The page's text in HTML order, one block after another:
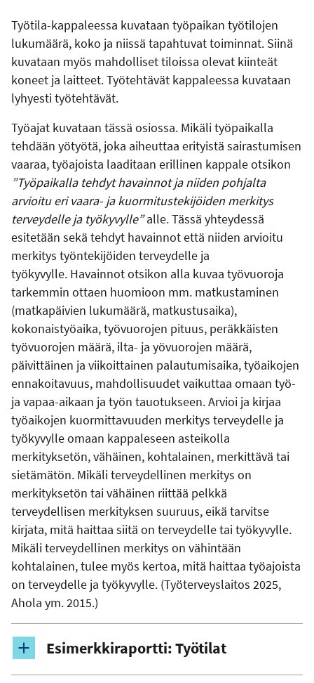
Työtila-kappaleessa kuvataan työpaikan työtilojen
lukumäärä, koko ja niissä tapahtuvat toiminnat. Siinä
kuvataan myös mahdolliset tiloissa olevat kiinteät
koneet ja laitteet. Työtehtävät kappaleessa kuvataan
lyhyesti työtehtävät.
Työajat kuvataan tässä osiossa. Mikäli työpaikalla
tehdään yötyötä, joka aiheuttaa erityistä sairastumisen
vaaraa, työajoista laaditaan erillinen kappale otsikon
”Työpaikalla tehdyt havainnot ja niiden pohjalta
arvioitu eri vaara- ja kuormitustekijöiden merkitys
terveydelle ja työkyvylle”alle. Tässä yhteydessä
esitetään sekä tehdyt havainnot että niiden arvioitu
merkitys työntekijöiden terveydelle ja
työkyvylle. Havainnot otsikon alla kuvaa työvuoroja
tarkemmin ottaen huomioon mm. matkustaminen
(matkapäivien lukumäärä, matkustusaika),
kokonaistyöaika, työvuorojen pituus, peräkkäisten
työvuorojen määrä, ilta- ja yövuorojen määrä,
päivittäinen ja viikoittainen palautumisaika, työaikojen
ennakoitavuus, mahdollisuudet vaikuttaa omaan työ-
ja vapaa-aikaan ja työn tauotukseen. Arvioi ja kirjaa
työaikojen kuormittavuuden merkitys terveydelle ja
työkyvylle omaan kappaleseen asteikolla
merkityksetön, vähäinen, kohtalainen, merkittävä tai
sietämätön. Mikäli terveydellinen merkitys on
merkityksetön tai vähäinen riittää pelkkä
terveydellisen merkityksen suuruus, eikä tarvitse
kirjata, mitä haittaa siitä on terveydelle tai työkyvylle.
Mikäli terveydellinen merkitys on vähintään
kohtalainen, tulee myös kertoa, mitä haittaa työajoista
on terveydelle ja työkyvylle. (Työterveyslaitos 2025,
Ahola ym. 2015.)
Esimerkkiraportti: Työtilat